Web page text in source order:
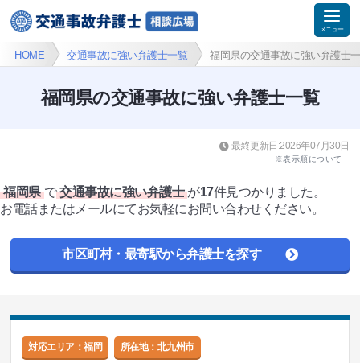
HOME 交通事故に強い弁護士一覧 福岡県の交通事故に強い弁護士
福岡県の交通事故に強い弁護士一覧
最終更新日:2026年07月30日
※表示順について
福岡県 で 交通事故に強い弁護士 が17件見つかりました。
お電話またはメールにてお気軽にお問い合わせください。
市区町村・最寄駅から弁護士を探す
対応エリア：福岡 所在地： 北九州市